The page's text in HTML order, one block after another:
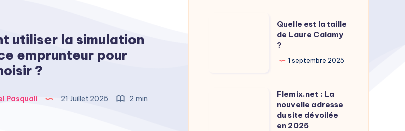
utiliser la simulation
emprunteur pour
?
Pasquali 21 Juillet 2025 2 min
Quelle est la taille
de Laure Calamy
?
1 septembre 2025
Flemix.net : La
nouvelle adresse
du site dévoilée
en 2025